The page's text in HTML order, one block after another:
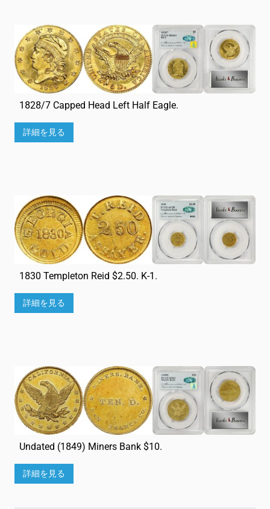
1828/7 Capped Head Left Half Eagle.
詳細を見る
1830 Templeton Reid $2.50. K-1.
詳細を見る
Undated (1849) Miners Bank $10.
詳細を見る